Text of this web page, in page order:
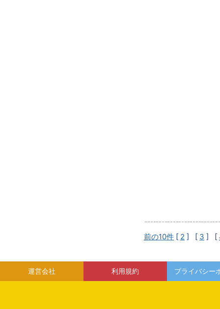
前の10件 [ 2 ] [ 3 ] [
運営会社 利用規約 プライバシー